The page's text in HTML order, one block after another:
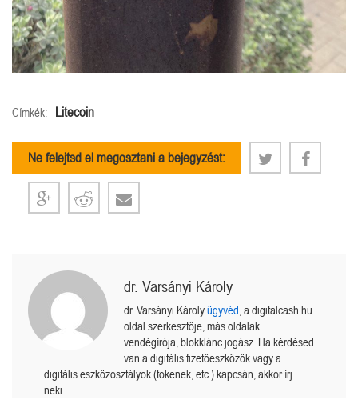
Címkék: Litecoin
Ne felejtsd el megosztani a bejegyzést:
dr. Varsányi Károly
dr. Varsányi Károlyügyvéd , a digitalcash.hu
oldal szerkesztője, más oldalak
vendégírója, blokklánc jogász. Ha kérdésed
van a digitális fizetőeszközök vagy a
digitális eszközosztályok (tokenek, etc.) kapcsán, akkor írj
neki.